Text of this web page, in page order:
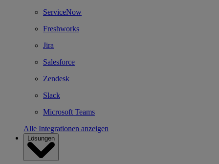
ServiceNow
Freshworks
Jira
Salesforce
Zendesk
Slack
Microsoft Teams
Alle Integrationen anzeigen
Lösungen